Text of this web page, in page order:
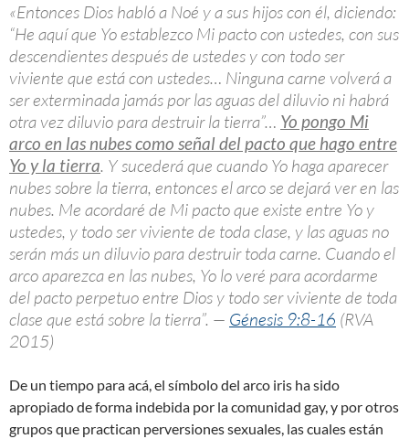
«Entonces Dios habló a Noé y a sus hijos con él, diciendo:
“He aquí que Yo establezco Mi pacto con ustedes, con sus
descendientes después de ustedes y con todo ser
viviente que está con ustedes… Ninguna carne volverá a
ser exterminada jamás por las aguas del diluvio ni habrá
otra vez diluvio para destruir la tierra”… Yo pongo Mi
arco en las nubes como señal del pacto que hago entre
Yo y la tierra. Y sucederá que cuando Yo haga aparecer
nubes sobre la tierra, entonces el arco se dejará ver en las
nubes. Me acordaré de Mi pacto que existe entre Yo y
ustedes, y todo ser viviente de toda clase, y las aguas no
serán más un diluvio para destruir toda carne. Cuando el
arco aparezca en las nubes, Yo lo veré para acordarme
del pacto perpetuo entre Dios y todo ser viviente de toda
clase que está sobre la tierra”. — Génesis 9:8-16 (RVA
2015)
De un tiempo para acá, el símbolo del arco iris ha sido
apropiado de forma indebida por la comunidad gay, y por otros
grupos que practican perversiones sexuales, las cuales están